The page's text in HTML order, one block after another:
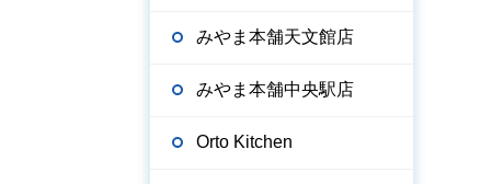
みやま本舗天文館店
みやま本舗中央駅店
Orto Kitchen